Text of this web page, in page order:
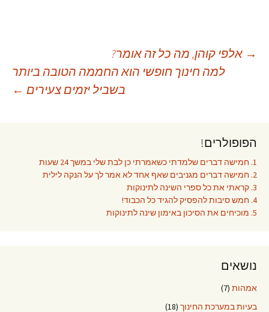
ניווט
→ אלפי קוהן, מה כל זה אומר?
למה חינוך חופשי הוא החממה הטובה ביותר
בשביל יזמים צעירים ←
הפופולרים!
1. חמישה דברים שלמדתי כשאמרתי כן לבת שלי במשך 24 שעות
2. חמישה דברים מגניבים שאף אחד לא אמר לך על הנקה לילית
3. קראתי את כל ספרי השינה לתינוקות
4. חמש סיבות להפסיק להגיד כל הכבוד!
5. מוכיחים את הסיכון באימון שינה לתינוקות
נושאים
אמהות (7)
בעיות במערכת החינוך (18)